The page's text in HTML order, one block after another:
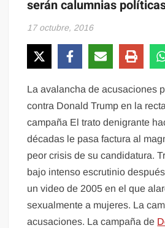
serán calumnias
17 octubre, 2016
La avalancha de acusaciones
contra Donald Trump en la
campaña El trato denigrante
décadas le pasa factura al
peor crisis de su candidatura.
bajo intenso escrutinio
un video de 2005 en el que
sexualmente a mujeres. La
acusaciones. La campaña de